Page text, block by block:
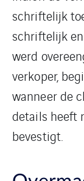
schriftelijk
schriftelijk
werd
verkoper,
wanneer de
details heeft
bevestigt.